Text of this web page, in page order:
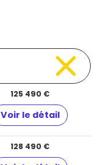
125 490 €
Voir le détail
128 490 €